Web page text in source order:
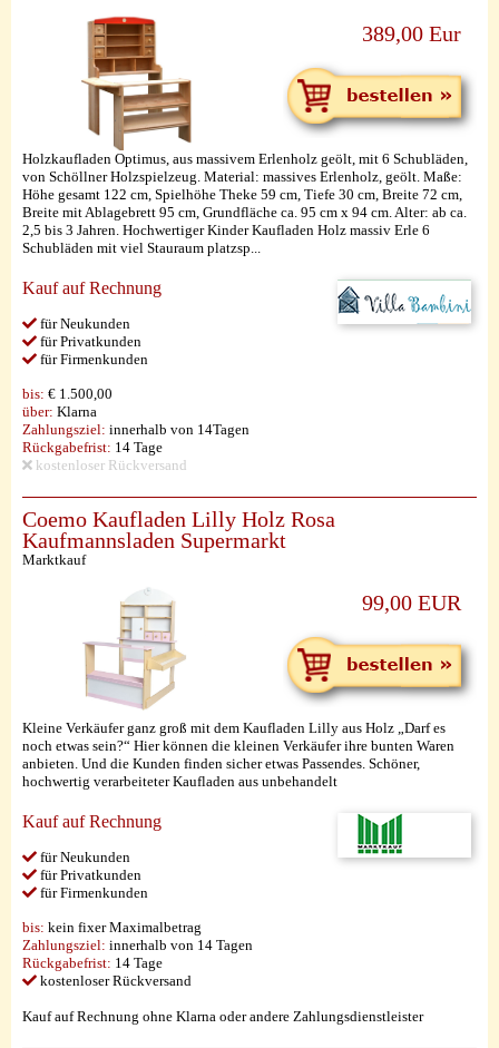
389,00 Eur
Holzkaufladen Optimus, aus massivem Erlenholz geölt, mit 6 Schubläden,
von Schöllner Holzspielzeug. Material: massives Erlenholz, geölt. Maße:
Höhe gesamt 122 cm, Spielhöhe Theke 59 cm, Tiefe 30 cm, Breite 72 cm,
Breite mit Ablagebrett 95 cm, Grundfläche ca. 95 cm x 94 cm. Alter: ab ca.
2,5 bis 3 Jahren. Hochwertiger Kinder Kaufladen Holz massiv Erle 6
Schubläden mit viel Stauraum platzsp...
Kauf auf Rechnung
für Neukunden
für Privatkunden
für Firmenkunden
bis: € 1.500,00
über: Klarna
Zahlungsziel: innerhalb von 14Tagen
Rückgabefrist: 14 Tage
kostenloser Rückversand
Coemo Kaufladen Lilly Holz Rosa
Kaufmannsladen Supermarkt
Marktkauf
99,00 EUR
Kleine Verkäufer ganz groß mit dem Kaufladen Lilly aus Holz „Darf es
noch etwas sein?“ Hier können die kleinen Verkäufer ihre bunten Waren
anbieten. Und die Kunden finden sicher etwas Passendes. Schöner,
hochwertig verarbeiteter Kaufladen aus unbehandelt
Kauf auf Rechnung
für Neukunden
für Privatkunden
für Firmenkunden
bis: kein fixer Maximalbetrag
Zahlungsziel: innerhalb von 14 Tagen
Rückgabefrist: 14 Tage
kostenloser Rückversand
Kauf auf Rechnung ohne Klarna oder andere Zahlungsdienstleister